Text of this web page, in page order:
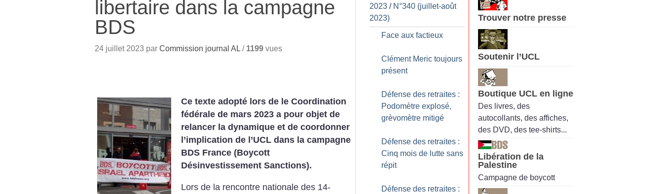
libertaire dans la campagne
BDS
24 juillet 2023 par Commission journal AL / 1199 vues
Ce texte adopté lors de le Coordination
fédérale de mars 2023 a pour objet de
relancer la dynamique et de coordonner
l’implication de l’UCL dans la campagne
BDS France (Boycott
Désinvestissement Sanctions).
Lors de la rencontre nationale des 14-
2023 / N°340 (juillet-août
2023)
Face aux factieux
Clément Meric toujours
présent
Défense des retraites :
Podomètre explosé,
grèvomètre mitigé
Défense des retraites :
Cinq mois de lutte sans
répit
Défense des retraites :
Trouver notre presse
Soutenir l’UCL
Boutique UCL en ligne
Des livres, des
autocollants, des affiches,
des DVD, des tee-shirts...
Libération de la
Palestine
Campagne de boycott